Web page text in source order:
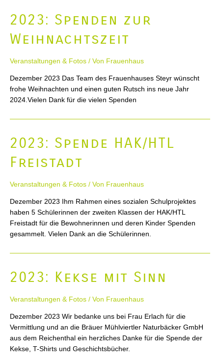
2023: Spenden zur
Weihnachtszeit
Veranstaltungen & Fotos / Von Frauenhaus
Dezember 2023 Das Team des Frauenhauses Steyr wünscht
frohe Weihnachten und einen guten Rutsch ins neue Jahr
2024.Vielen Dank für die vielen Spenden
2023: Spende HAK/HTL
Freistadt
Veranstaltungen & Fotos / Von Frauenhaus
Dezember 2023 Ihm Rahmen eines sozialen Schulprojektes
haben 5 Schülerinnen der zweiten Klassen der HAK/HTL
Freistadt für die Bewohnerinnen und deren Kinder Spenden
gesammelt. Vielen Dank an die Schülerinnen.
2023: Kekse mit Sinn
Veranstaltungen & Fotos / Von Frauenhaus
Dezember 2023 Wir bedanke uns bei Frau Erlach für die
Vermittlung und an die Bräuer Mühlviertler Naturbäcker GmbH
aus dem Reichenthal ein herzliches Danke für die Spende der
Kekse, T-Shirts und Geschichtsbücher.